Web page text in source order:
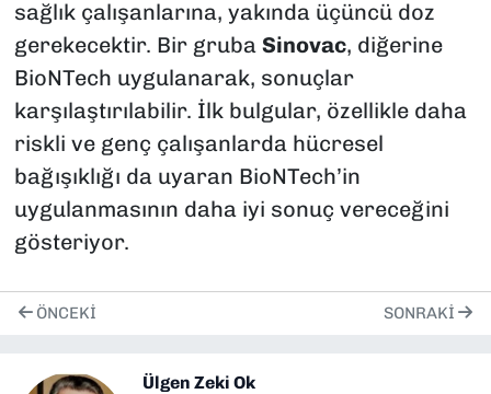
sağlık çalışanlarına, yakında üçüncü doz
gerekecektir. Bir gruba Sinovac, diğerine
BioNTech uygulanarak, sonuçlar
karşılaştırılabilir. İlk bulgular, özellikle daha
riskli ve genç çalışanlarda hücresel
bağışıklığı da uyaran BioNTech’in
uygulanmasının daha iyi sonuç vereceğini
gösteriyor.
ÖNCEKI SONRAKI
Ülgen Zeki Ok